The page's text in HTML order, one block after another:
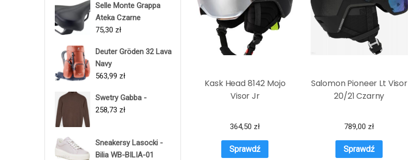
Selle Monte Grappa
Ateka Czarne
75,30 zł
Deuter Gröden 32 Lava
Navy
563,99 zł
Swetry Gabba -
258,73 zł
Sneakersy Lasocki -
Bilia WB-BILIA-01
Kask Head 8142 Mojo
Visor Jr
364,50 zł
Sprawdź
Salomon Pioneer Lt Visor
20/21 Czarny
789,00 zł
Sprawdź